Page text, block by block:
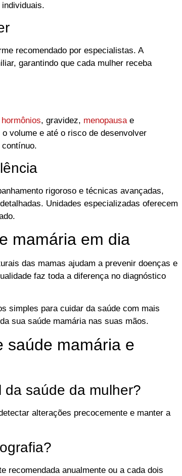
recomendado por especialistas. A
garantindo que cada mulher receba
hormônios, gravidez, menopausae
volume e até o risco de desenvolver
rigoroso e técnicas avançadas,
Unidades especializadas oferecem
mamária em dia
das mamas ajudam a prevenir doenças e
faz toda a diferença no diagnóstico
simples para cuidar da saúde com mais
sua saúde mamária nas suas mãos.
saúde mamária e
saúde da mulher?
alterações precocemente e manter a
recomendada anualmente ou a cada dois